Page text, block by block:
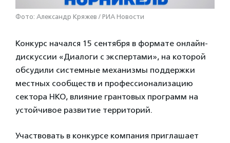
Фото: Александр Кряжев / РИА Новости
Конкурс начался 15 сентября в формате онлайн-
дискуссии «Диалоги с экспертами», на которой
обсудили системные механизмы поддержки
местных сообществ и профессионализацию
сектора НКО, влияние грантовых программ на
устойчивое развитие территорий.
Участвовать в конкурсе компания приглашает